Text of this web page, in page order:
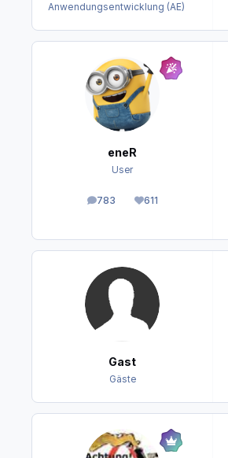
Anwendungsentwicklung (AE)
eneR
User
783
Beiträge 611
Reputation
Gast
Gäste